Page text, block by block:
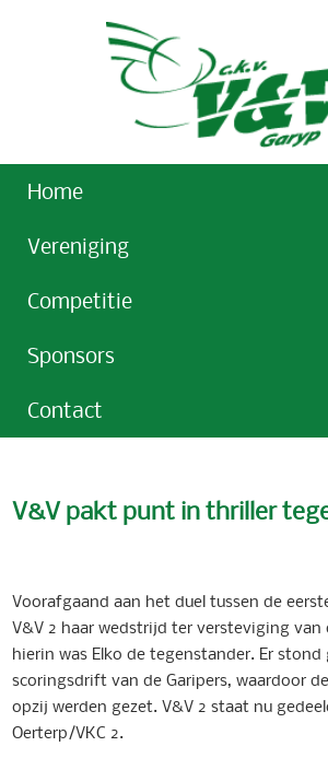
Home
Vereniging
Competitie
Sponsors
Contact
V&V pakt punt in thriller
Voorafgaand aan het duel tussen de
V&V 2 haar wedstrijd ter versteviging
hierin was Elko de tegenstander. Er
scoringsdrift van de Garipers, waardoor de
opzij werden gezet. V&V 2 staat nu
Oerterp/VKC 2.